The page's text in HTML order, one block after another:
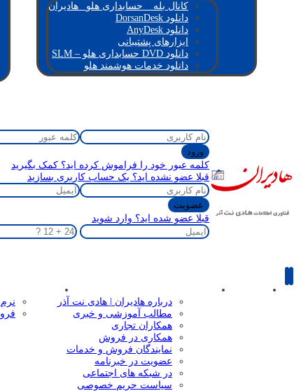
کانال بله _ حسابداری هلو_ هادیران
دانلود DorsanDesk
دانلود AnyDesk
ابزارهای پشتیبانی
دانلود DVD حسابداری هلو – SLM
دانلود خدمات هوشمند هلو
صفحه اصلی
درباره هادیران | هادی نت آذر
مطالب آموزشی و خبری
همکاران تجاری
همکاری در فروش
نمایندگان فروش و خدمات
عضویت در خبرنامه
در شبکه های اجتماعی
سیاست حریم خصوصی
کلمه عبور خود را فراموش کرده اید؟ کمک بگیرید
قبلا عضو نشده اید؟ یک حساب کاربری بسازید
قبلا عضو شده اید؟ وارد شوید